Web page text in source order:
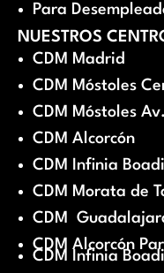
Para
NUESTROS
CDM Madrid
CDM Móstoles
CDM Móstoles
CDM Alcorcón
CDM Infinia
CDM Morata de
CDM
CDM Alcorcón
CDM Infinia